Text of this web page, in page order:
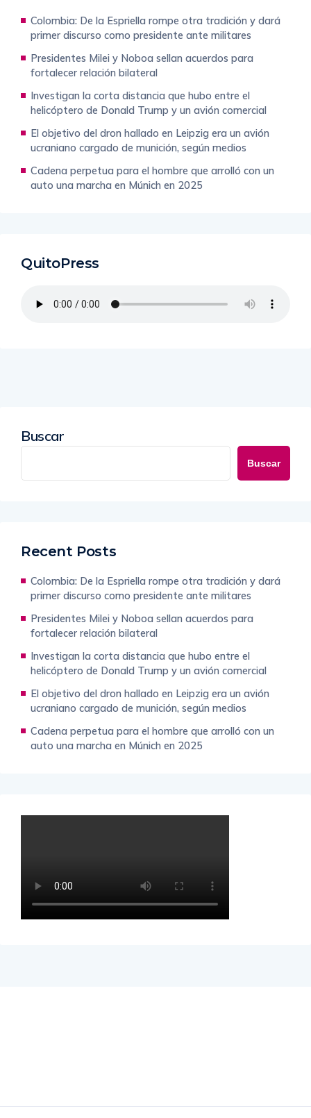
Colombia: De la Espriella rompe otra tradición y dará
primer discurso como presidente ante militares
Presidentes Milei y Noboa sellan acuerdos para
fortalecer relación bilateral
Investigan la corta distancia que hubo entre el
helicóptero de Donald Trump y un avión comercial
El objetivo del dron hallado en Leipzig era un avión
ucraniano cargado de munición, según medios
Cadena perpetua para el hombre que arrolló con un
auto una marcha en Múnich en 2025
QuitoPress
Buscar
Buscar
Recent Posts
Colombia: De la Espriella rompe otra tradición y dará
primer discurso como presidente ante militares
Presidentes Milei y Noboa sellan acuerdos para
fortalecer relación bilateral
Investigan la corta distancia que hubo entre el
helicóptero de Donald Trump y un avión comercial
El objetivo del dron hallado en Leipzig era un avión
ucraniano cargado de munición, según medios
Cadena perpetua para el hombre que arrolló con un
auto una marcha en Múnich en 2025